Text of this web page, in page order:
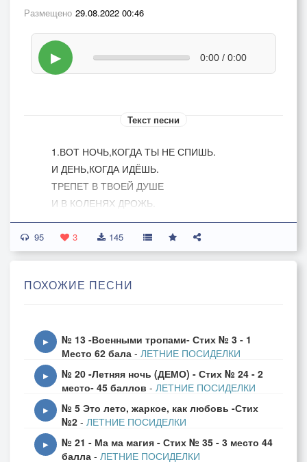
Размещено 29.08.2022 00:46
▶ 0:00 / 0:00
Текст песни
1.ВОТ НОЧЬ,КОГДА ТЫ НЕ СПИШЬ.
И ДЕНЬ,КОГДА ИДЁШЬ.
ТРЕПЕТ В ТВОЕЙ ДУШЕ
И В КОЛЕНЯХ ДРОЖЬ.
ВРЕМЯ В ТВОИХ ЧАСАХ.
И ЗАМЕРЛО ВСЁ ВОКРУГ.
ТЕПЛО ДЛЯ ТВОИХ РУК.
ЧТО-ТО ПРОИСХОДИТ И СИЛЬНЕЙ.
СИЛЬНЕЕ СОЛНЦЕ ЖЖЁТ.
ЧТО-ТО БУДЕТ СЛОВНО КАК ВО СНЕ.
ЧТО-ТО ПРОИСХОДИТ И ВО МНЕ
ВСЁ СИЛЬНЕЕ:
ПРИПЕВ.
95 3 145
ПОХОЖИЕ ПЕСНИ
▶
№ 13 -Военными тропами- Стих № 3 - 1
Место 62 бала - ЛЕТНИЕ ПОСИДЕЛКИ
▶
№ 20 -Летняя ночь (ДЕМО) - Стих № 24 - 2
место- 45 баллов - ЛЕТНИЕ ПОСИДЕЛКИ
▶
№ 5 Это лето, жаркое, как любовь -Стих
№2 - ЛЕТНИЕ ПОСИДЕЛКИ
▶
№ 21 - Ма ма магия - Стих № 35 - 3 место 44
балла - ЛЕТНИЕ ПОСИДЕЛКИ